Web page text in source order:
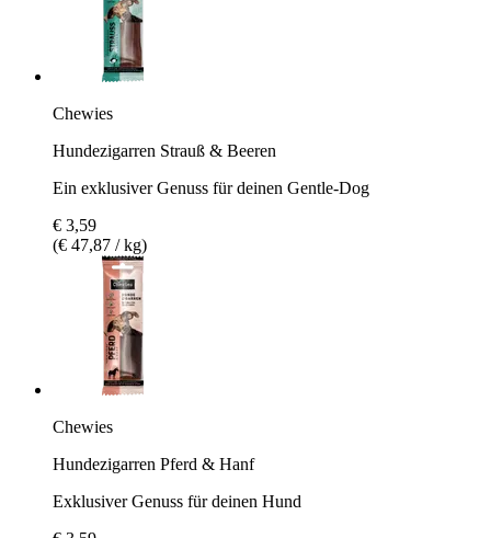
Chewies
Hundezigarren Strauß & Beeren
Ein exklusiver Genuss für deinen Gentle-Dog
€ 3,59
(€ 47,87 / kg)
Chewies
Hundezigarren Pferd & Hanf
Exklusiver Genuss für deinen Hund